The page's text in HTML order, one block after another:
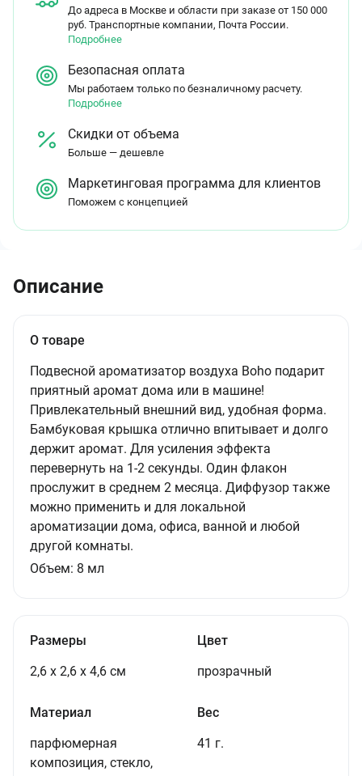
До адреса в Москве и области при заказе от 150 000
руб. Транспортные компании, Почта России.
Подробнее
Безопасная оплата
Мы работаем только по безналичному расчету.
Подробнее
Скидки от объема
Больше — дешевле
Маркетинговая программа для клиентов
Поможем с концепцией
Описание
О товаре
Подвесной ароматизатор воздуха Boho подарит
приятный аромат дома или в машине!
Привлекательный внешний вид, удобная форма.
Бамбуковая крышка отлично впитывает и долго
держит аромат. Для усиления эффекта
перевернуть на 1-2 секунды. Один флакон
прослужит в среднем 2 месяца. Диффузор также
можно применить и для локальной
ароматизации дома, офиса, ванной и любой
другой комнаты.
Объем: 8 мл
Размеры
2,6 х 2,6 х 4,6 см
Цвет
прозрачный
Материал
парфюмерная
композиция, стекло,
Вес
41 г.